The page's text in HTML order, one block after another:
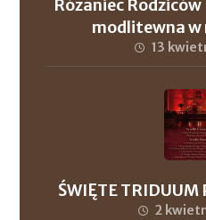
Różaniec
modlitewna w
13
ŚWIĘTE TRIDUUM
2